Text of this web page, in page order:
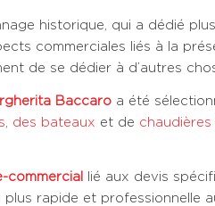
historique, qui a dédié
commerciales liés à la
de se dédier à d’autres
Baccaro a été
, des bateaux et de chaudières
commercial
lié aux devis
rapide et professionnelle